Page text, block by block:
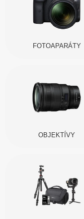
FOTOAPARÁTY
OBJEKTÍVY